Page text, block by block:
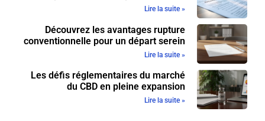
Lire la suite »
Découvrez les avantages rupture
conventionnelle pour un départ serein
Lire la suite »
Les défis réglementaires du marché
du CBD en pleine expansion
Lire la suite »